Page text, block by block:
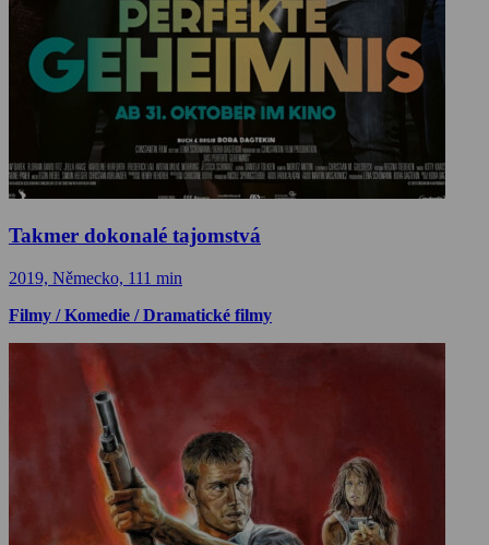
Takmer dokonalé tajomstvá
2019, Německo, 111 min
Filmy / Komedie / Dramatické filmy